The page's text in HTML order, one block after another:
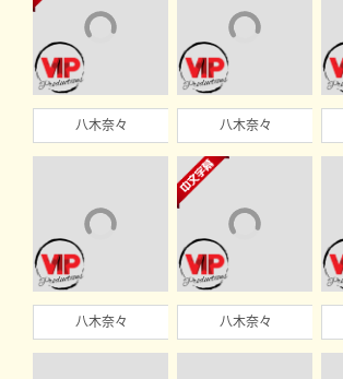
八木奈々 八木奈々
八木奈々 八木奈々